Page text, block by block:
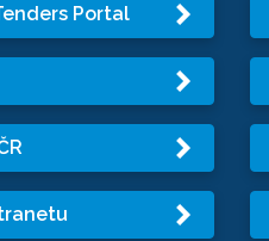
Portal